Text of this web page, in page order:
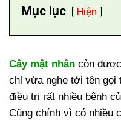
Mục lục Hiện
Cây mật nhân còn
chỉ vừa nghe tới tên gọi
điều trị rất nhiều bệnh
Cũng chính vì có nhiều